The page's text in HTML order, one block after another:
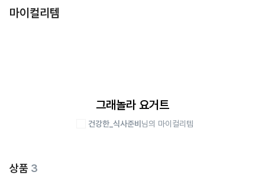
마이컬리템
그래놀라 요거트
건강한_식사준비 님의 마이컬리템
상품 3